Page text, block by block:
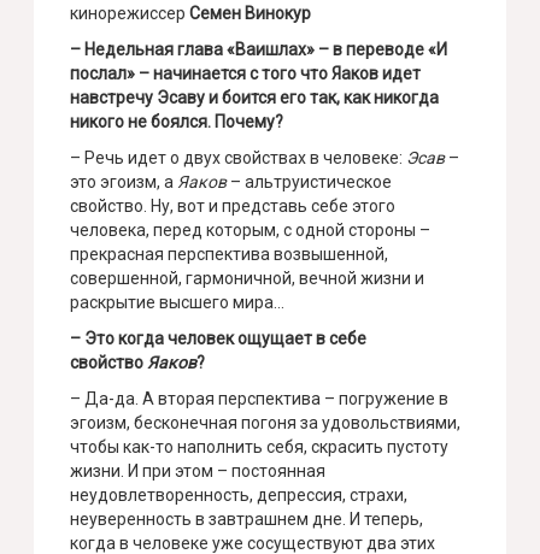
кинорежиссер Семен Винокур
– Недельная глава «Ваишлах» – в переводе «И
послал» – начинается с того что Яаков идет
навстречу Эсаву и боится его так, как никогда
никого не боялся. Почему?
– Речь идет о двух свойствах в человеке: Эсав–
это эгоизм, а Яаков– альтруистическое
свойство. Ну, вот и представь себе этого
человека, перед которым, с одной стороны –
прекрасная перспектива возвышенной,
совершенной, гармоничной, вечной жизни и
раскрытие высшего мира…
– Это когда человек ощущает в себе
свойство Яаков?
– Да-да. А вторая перспектива – погружение в
эгоизм, бесконечная погоня за удовольствиями,
чтобы как-то наполнить себя, скрасить пустоту
жизни. И при этом – постоянная
неудовлетворенность, депрессия, страхи,
неуверенность в завтрашнем дне. И теперь,
когда в человеке уже сосуществуют два этих